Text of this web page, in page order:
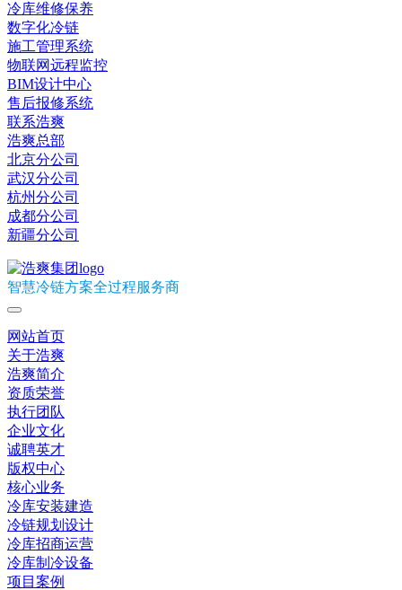
冷库维修保养
数字化冷链
施工管理系统
物联网远程监控
BIM设计中心
售后报修系统
联系浩爽
浩爽总部
北京分公司
武汉分公司
杭州分公司
成都分公司
新疆分公司
智慧冷链方案全过程服务商
网站首页
关于浩爽
浩爽简介
资质荣誉
执行团队
企业文化
诚聘英才
版权中心
核心业务
冷库安装建造
冷链规划设计
冷库招商运营
冷库制冷设备
项目案例